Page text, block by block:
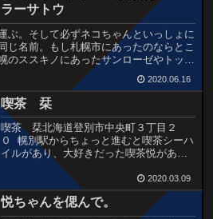
ラーサトウ
ぶ。そして必ずネコちゃんといっしょに
じ名前。もし札幌市にあったのならとこ
のススキノにあったサンローゼやトップ
事帰りにホッと息をつく店でも...
2020.06.16
喫茶 栞
喫茶 栞北海道登別市中央町３丁目２
０ 幌別駅からちょっと進むと喫茶シーハ
イルがあり、大好きだった喫茶悦があ
り、そのすこしだけ先にあるのが緑のひ
さしの喫茶栞。北海道らしく玄関フード
の奥に入口がある。 常連さん、ママさ
ん、あたたかい雰囲気だ...
2020.03.09
悦ちゃんを偲んで。